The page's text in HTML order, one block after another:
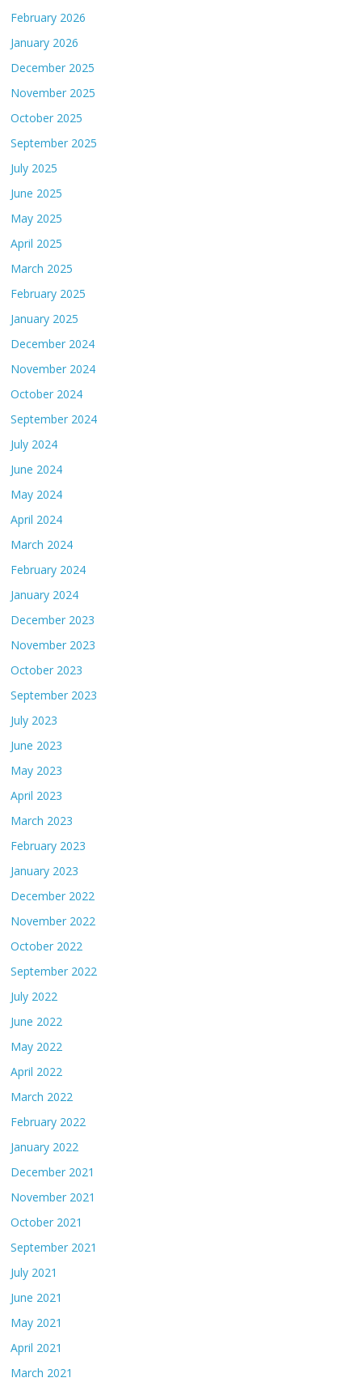
February 2026
January 2026
December 2025
November 2025
October 2025
September 2025
July 2025
June 2025
May 2025
April 2025
March 2025
February 2025
January 2025
December 2024
November 2024
October 2024
September 2024
July 2024
June 2024
May 2024
April 2024
March 2024
February 2024
January 2024
December 2023
November 2023
October 2023
September 2023
July 2023
June 2023
May 2023
April 2023
March 2023
February 2023
January 2023
December 2022
November 2022
October 2022
September 2022
July 2022
June 2022
May 2022
April 2022
March 2022
February 2022
January 2022
December 2021
November 2021
October 2021
September 2021
July 2021
June 2021
May 2021
April 2021
March 2021